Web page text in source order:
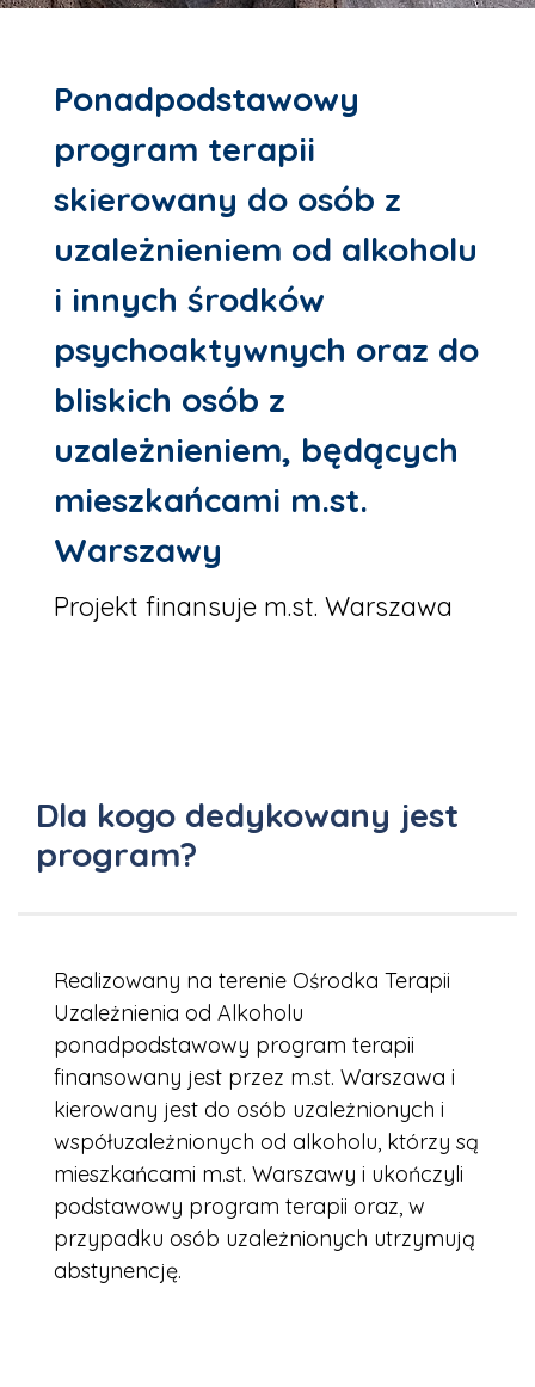
Ponadpodstawowy
program terapii
skierowany do osób z
uzależnieniem od alkoholu
i innych środków
psychoaktywnych oraz do
bliskich osób z
uzależnieniem, będących
mieszkańcami m.st.
Warszawy
Projekt finansuje m.st. Warszawa
Dla kogo dedykowany jest
program?
Realizowany na terenie Ośrodka Terapii
Uzależnienia od Alkoholu
ponadpodstawowy program terapii
finansowany jest przez m.st. Warszawa i
kierowany jest do osób uzależnionych i
współuzależnionych od alkoholu, którzy są
mieszkańcami m.st. Warszawy i ukończyli
podstawowy program terapii oraz, w
przypadku osób uzależnionych utrzymują
abstynencję.